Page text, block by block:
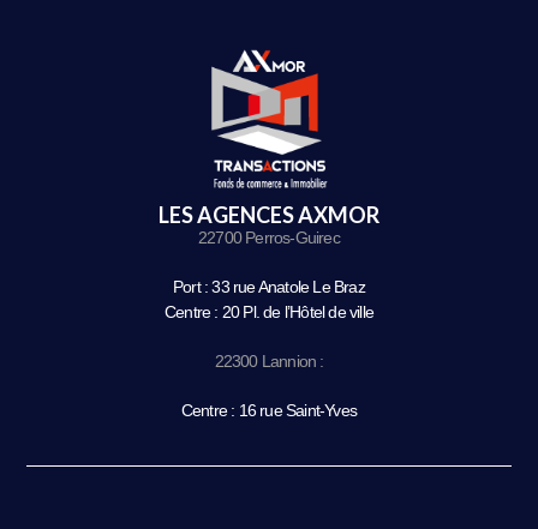
LES AGENCES AXMOR
22700 Perros-Guirec
Port : 33 rue Anatole Le Braz
Centre : 20 Pl. de l’Hôtel de ville
22300 Lannion :
Centre : 16 rue Saint-Yves